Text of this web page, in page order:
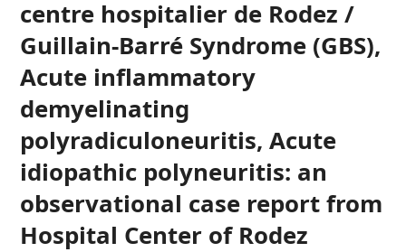
centre hospitalier de Rodez /
Guillain-Barré Syndrome (GBS),
Acute inflammatory
demyelinating
polyradiculoneuritis, Acute
idiopathic polyneuritis: an
observational case report from
Hospital Center of Rodez